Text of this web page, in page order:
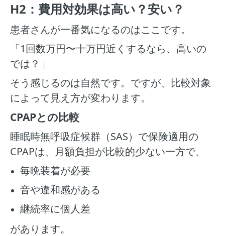
H2：費用対効果は高い？安い？
患者さんが一番気になるのはここです。
「1回数万円〜十万円近くするなら、高いの
では？」
そう感じるのは自然です。ですが、比較対象
によって見え方が変わります。
CPAPとの比較
睡眠時無呼吸症候群（SAS）で保険適用の
CPAPは、月額負担が比較的少ない一方で、
毎晩装着が必要
音や違和感がある
継続率に個人差
があります。